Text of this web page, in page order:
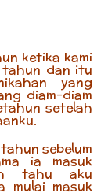
ketika kami
tahun dan itu
yang
diam-diam
setelah
sebelum
ia masuk
tahu aku
mulai masuk